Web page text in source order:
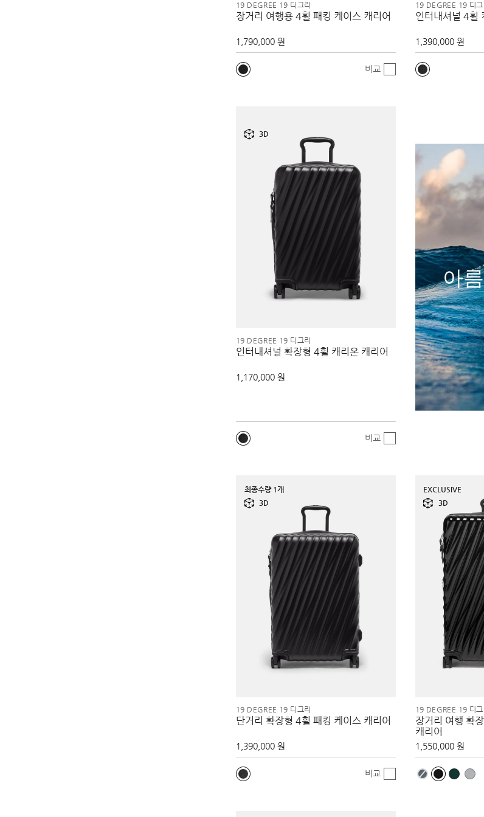
19 DEGREE 19 디그리
장거리 여행용 4휠 패킹 케이스 캐리어
1,790,000 원
비교
19 DEGREE 19 디그
인터내셔널 4휠
1,390,000 원
3D
19 DEGREE 19 디그리
인터내셔널 확장형 4휠 캐리온 캐리어
1,170,000 원
비교
아
최종수량 1개
3D
19 DEGREE 19 디그리
단거리 확장형 4휠 패킹 케이스 캐리어
1,390,000 원
비교
EXCLUSIVE
3D
19 DEGREE 19 디그
장거리 여행 확
캐리어
1,550,000 원